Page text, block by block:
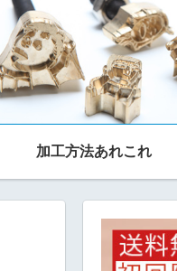
加工方法あれこれ